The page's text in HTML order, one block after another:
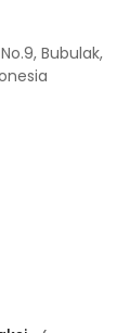
Bubulak,